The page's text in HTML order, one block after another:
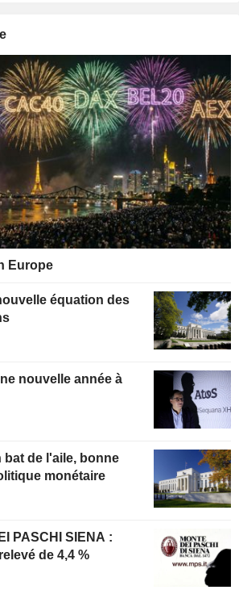
Europe
équation des
bat de l'aile, bonne
monétaire
PASCHI SIENA :
de 4,4 %